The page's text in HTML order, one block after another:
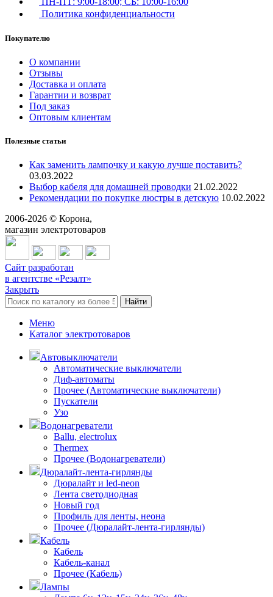
Политика конфиденциальности
Покупателю
О компании
Отзывы
Доставка и оплата
Гарантии и возврат
Под заказ
Оптовым клиентам
Полезные статьи
Как заменить лампочку и какую лучше поставить?
03.03.2022
Выбор кабеля для домашней проводки 21.02.2022
Рекомендации по покупке люстры в детскую 10.02.2022
2006-2026 © Корона,
магазин электротоваров
Сайт разработан
в агентстве «Резалт»
Закрыть
Найти
Меню
Каталог электротоваров
Автовыключатели
Автоматические выключатели
Диф-автоматы
Прочее (Автоматические выключатели)
Пускатели
Узо
Водонагреватели
Ballu, electrolux
Thermex
Прочее (Водонагреватели)
Дюралайт-лента-гирлянды
Дюралайт и led-neon
Лента светодиодная
Новый год
Профиль для ленты, неона
Прочее (Дюралайт-лента-гирлянды)
Кабель
Кабель
Кабель-канал
Прочее (Кабель)
Лампы